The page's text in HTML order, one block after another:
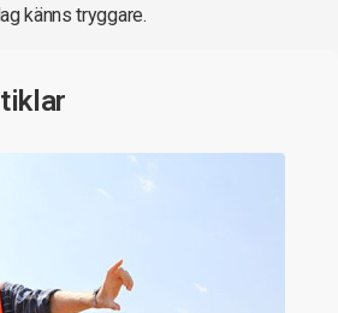
känns tryggare.